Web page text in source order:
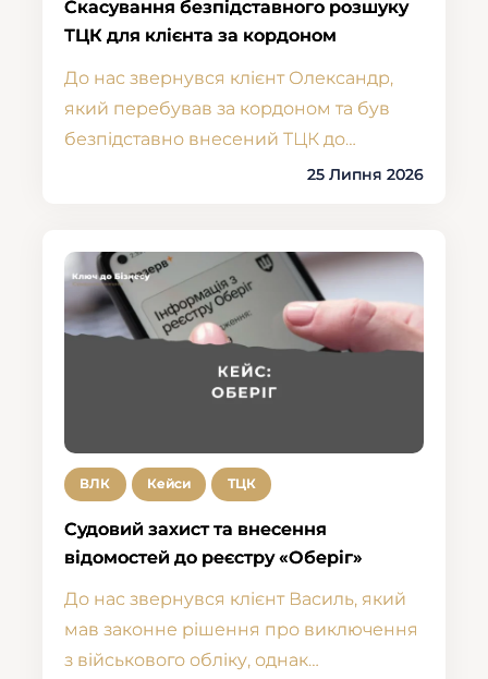
Скасування безпідставного розшуку
ТЦК для клієнта за кордоном
До нас звернувся клієнт Олександр,
який перебував за кордоном та був
безпідставно внесений ТЦК до…
25 Липня 2026
ВЛК Кейси ТЦК
Судовий захист та внесення
відомостей до реєстру «Оберіг»
До нас звернувся клієнт Василь, який
мав законне рішення про виключення
з військового обліку, однак…